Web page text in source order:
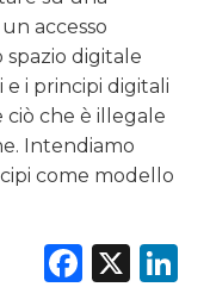
accesso
spazio digitale
e i principi digitali
ciò che è illegale
Intendiamo
come modello
X